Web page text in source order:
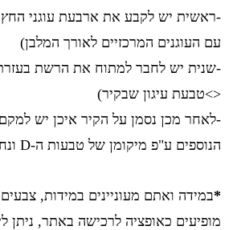
-ראשית יש לקבע את ארבעת עוגני החץ
עם העוגנים המרכזיים לאורך המלבן)
<>טבעת עיגון שבקיר)
-לאחר מכן נסמן על הקיר איכן יש
הנוספים ע"פ מיקומן של טבעות ה-D ונחזור שוב על התהליך
*במידה ואתם מעוניינים במידות,
מופיעים כאופציה לרכישה באתר, ניתן